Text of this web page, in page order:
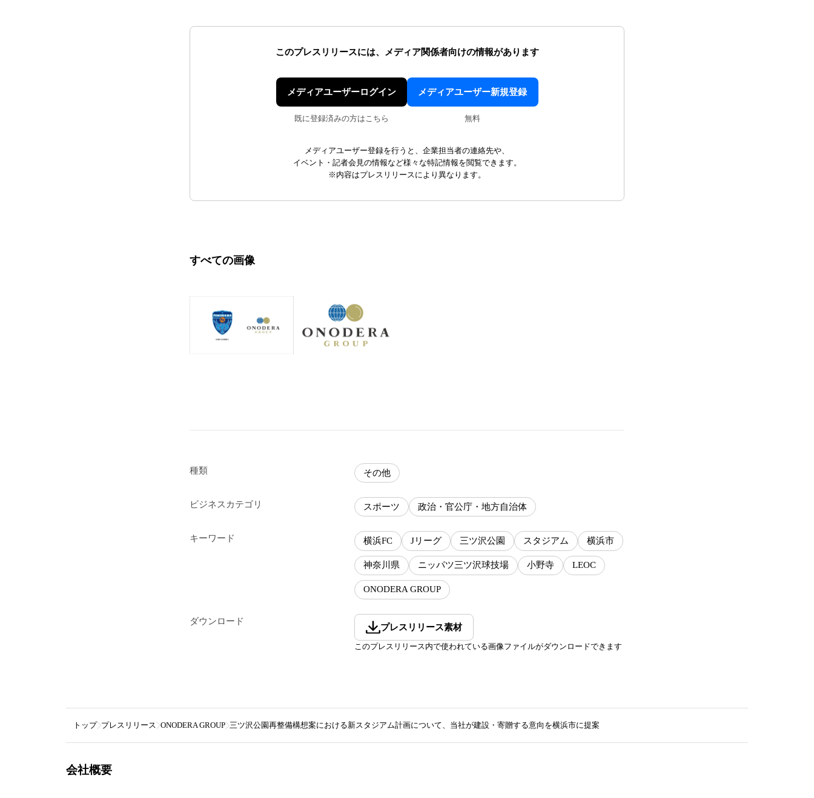
このプレスリリースには、 メディア関係者向けの情報があります
メディアユーザーログイン
既に登録済みの方はこちら
メディアユーザー新規登録
無料
メディアユーザー登録を行うと、企業担当者の連絡先や、
イベント・記者会見の情報など様々な特記情報を閲覧できます。
※内容はプレスリリースにより異なります。
すべての画像
種類 その他
ビジネスカテゴリ スポーツ 政治・官公庁・地方自治体
キーワード 横浜FC Jリーグ 三ツ沢公園 スタジアム 横浜市
神奈川県 ニッパツ三ツ沢球技場 小野寺 LEOC
ONODERA GROUP
ダウンロード
プレスリリース素材
このプレスリリース内で使われている画像ファイルがダウンロードできます
トップ プレスリリース ONODERA GROUP 三ツ沢公園再整備構想案における新スタジアム計画について、当社が建設・寄贈する意向を横浜市に提案
会社概要